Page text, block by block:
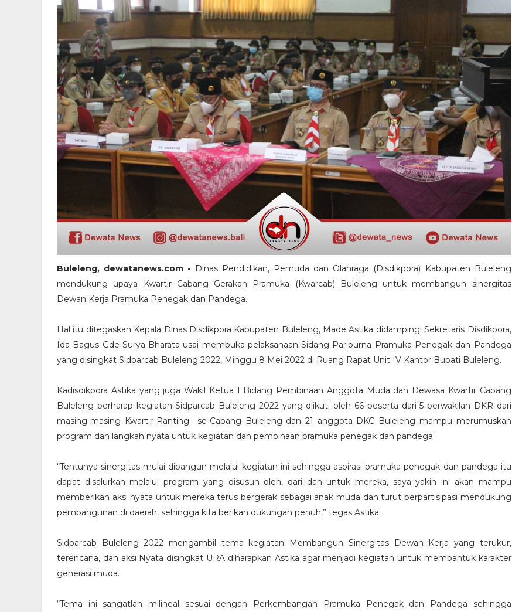
Buleleng, dewatanews.com - Dinas Pendidikan, Pemuda dan Olahraga (Disdikpora) Kabupaten Buleleng
mendukung upaya Kwartir Cabang Gerakan Pramuka (Kwarcab) Buleleng untuk membangun sinergitas
Dewan Kerja Pramuka Penegak dan Pandega.
Hal itu ditegaskan Kepala Dinas Disdikpora Kabupaten Buleleng, Made Astika didampingi Sekretaris Disdikpora,
Ida Bagus Gde Surya Bharata usai membuka pelaksanaan Sidang Paripurna Pramuka Penegak dan Pandega
yang disingkat Sidparcab Buleleng 2022, Minggu 8 Mei 2022 di Ruang Rapat Unit IV Kantor Bupati Buleleng.
Kadisdikpora Astika yang juga Wakil Ketua I Bidang Pembinaan Anggota Muda dan Dewasa Kwartir Cabang
Buleleng berharap kegiatan Sidparcab Buleleng 2022 yang diikuti oleh 66 peserta dari 5 perwakilan DKR dari
masing-masing Kwartir Ranting se-Cabang Buleleng dan 21 anggota DKC Buleleng mampu merumuskan
program dan langkah nyata untuk kegiatan dan pembinaan pramuka penegak dan pandega.
“Tentunya sinergitas mulai dibangun melalui kegiatan ini sehingga aspirasi pramuka penegak dan pandega itu
dapat disalurkan melalui program yang disusun oleh, dari dan untuk mereka, saya yakin ini akan mampu
memberikan aksi nyata untuk mereka terus bergerak sebagai anak muda dan turut berpartisipasi mendukung
pembangunan di daerah, sehingga kita berikan dukungan penuh,” tegas Astika.
Sidparcab Buleleng 2022 mengambil tema kegiatan Membangun Sinergitas Dewan Kerja yang terukur,
terencana, dan aksi Nyata disingkat URA diharapkan Astika agar menjadi kegiatan untuk membantuk karakter
generasi muda.
“Tema ini sangatlah milineal sesuai dengan Perkembangan Pramuka Penegak dan Pandega sehingga